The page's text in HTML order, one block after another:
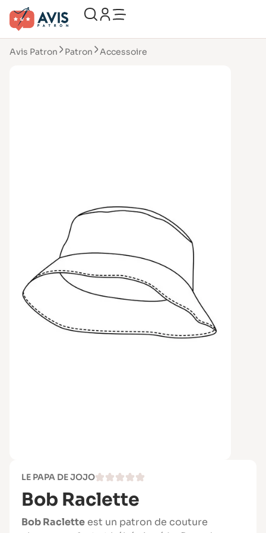
Avis Patron Patron Accessoire
LE PAPA DE JOJO
Bob Raclette
Bob Raclette est un patron de couture